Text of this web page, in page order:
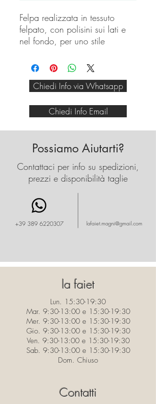
Felpa realizzata in tessuto
felpato, con polisini sui lati e
nel fondo, per uno stile
quotidiano in qualisiasi
occasione con questo colore
nero/beige abbinabile a tutto.
ed è altro 1.90.
taglie e per acquistare con
sconto.
Chiedi Info via Whatsapp
Chiedi Info Email
Possiamo Aiutarti?
Contattaci per info su spedizioni,
prezzi e disponibilità taglie
+39 389 6220307 lafaiet.magni@gmail.com
la faiet
Lun. 15:30-19:30
Mar. 9:30-13:00 e 15:30-19:30
Mer. 9:30-13:00 e 15:30-19:30
Gio. 9:30-13:00 e 15:30-19:30
Ven. 9:30-13:00 e 15:30-19:30
Sab. 9:30-13:00 e 15:30-19:30
Dom. Chiuso
Contatti